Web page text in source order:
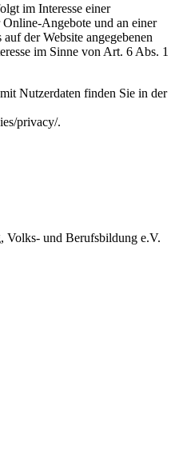
im Interesse einer
Online-Angebote und an einer
der Website angegebenen
im Sinne von Art. 6 Abs. 1
Nutzerdaten finden Sie in der
privacy/.
Volks- und Berufsbildung e.V.